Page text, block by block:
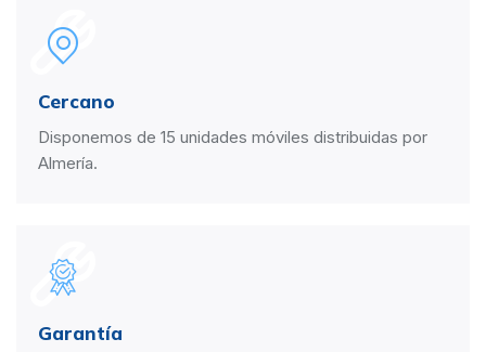
Cercano
Disponemos de 15 unidades móviles distribuidas por
Almería.
Garantía